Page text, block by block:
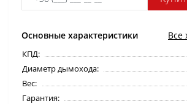
Основные характеристики Все
КПД:
Диаметр дымохода:
Вес:
Гарантия: